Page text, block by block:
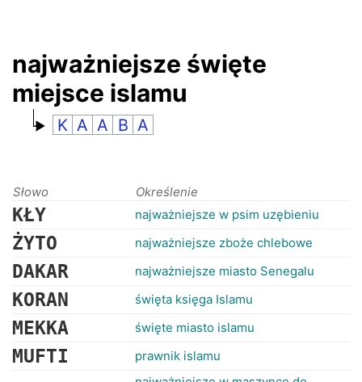
najważniejsze święte
miejsce islamu
K A A B A
Słowo Określenie
KŁY najważniejsze w psim uzębieniu
ŻYTO najważniejsze zboże chlebowe
DAKAR najważniejsze miasto Senegalu
KORAN święta księga Islamu
MEKKA święte miasto islamu
MUFTI prawnik islamu